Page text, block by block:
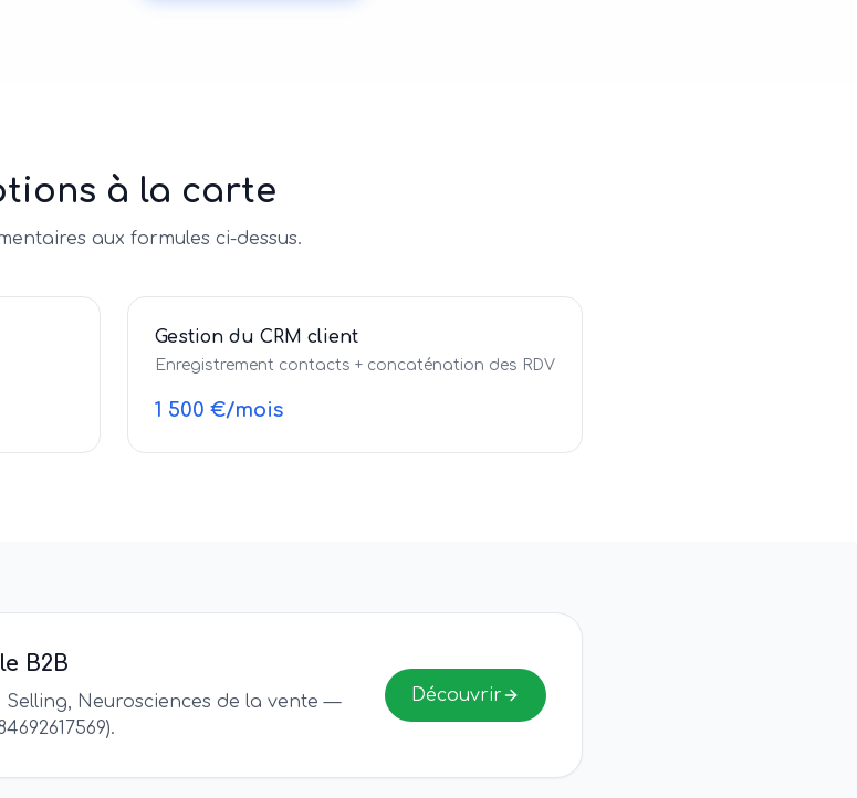
à la carte
aux formules ci-dessus.
Gestion du CRM client
Enregistrement contacts + concaténation des RDV
1 500 €/mois
B2B
Selling, Neurosciences de la vente —
Découvrir